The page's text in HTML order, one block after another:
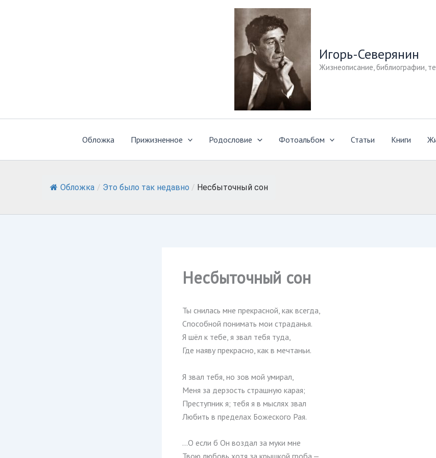
Игорь-Северянин
Жизнеописание, библиографии,
Обложка Прижизненное Родословие Фотоальбом Статьи Книги
Обложка / Это было так недавно / Несбыточный сон
Несбыточный сон
Ты снилась мне прекрасной, как всегда,
Способной понимать мои страданья.
Я шёл к тебе, я звал тебя туда,
Где наяву прекрасно, как в мечтаньи.
Я звал тебя, но зов мой умирал,
Меня за дерзость страшную карая;
Преступник я; тебя я в мыслях звал
Любить в пределах Божеского Рая.
…О если б Он воздал за муки мне